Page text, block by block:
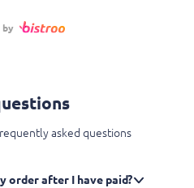
by
asked questions
order after I have paid?